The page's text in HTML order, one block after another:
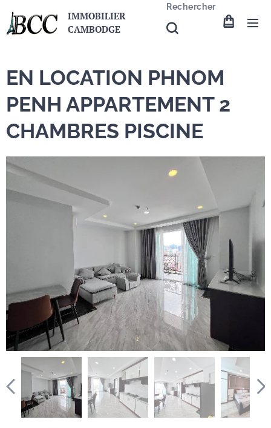
IMMOBILIER
CAMBODGE
Rechercher
EN LOCATION PHNOM
PENH APPARTEMENT 2
CHAMBRES PISCINE